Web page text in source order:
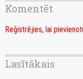
Komentēt
Reģistrējies, lai
Lasītākais